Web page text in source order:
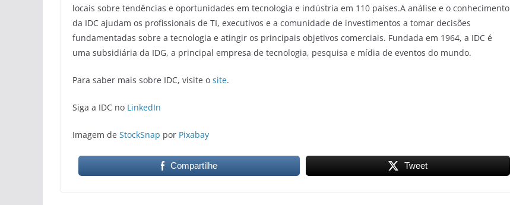
locais sobre tendências e oportunidades em tecnologia e indústria em 110 países.A análise e o conhecimento
da IDC ajudam os profissionais de TI, executivos e a comunidade de investimentos a tomar decisões
fundamentadas sobre a tecnologia e atingir os principais objetivos comerciais. Fundada em 1964, a IDC é
uma subsidiária da IDG, a principal empresa de tecnologia, pesquisa e mídia de eventos do mundo.
Para saber mais sobre IDC, visite o site.
Siga a IDC no LinkedIn
Imagem de StockSnap por Pixabay
Compartilhe Tweet